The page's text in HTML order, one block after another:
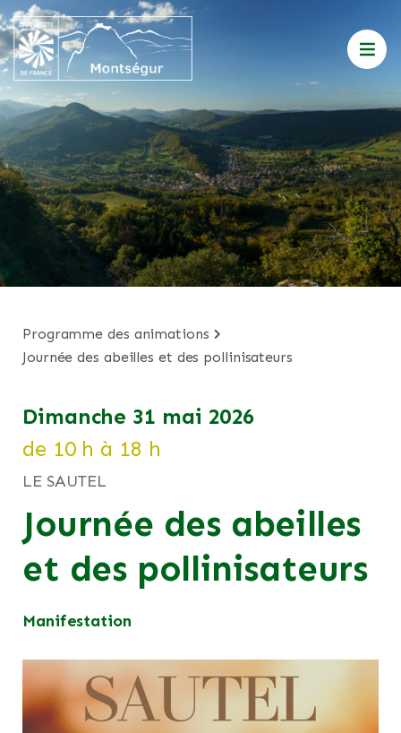
programme des animations
journée des abeilles et des pollinisateurs
dimanche 31 mai 2026
de 10 h à 18 h
LE SAUTEL
Journée des abeilles
et des pollinisateurs
Manifestation